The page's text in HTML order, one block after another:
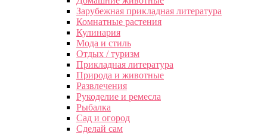
Зарубежная прикладная литература
Комнатные растения
Кулинария
Мода и стиль
Отдых / туризм
Прикладная литература
Природа и животные
Развлечения
Рукоделие и ремесла
Рыбалка
Сад и огород
Сделай сам